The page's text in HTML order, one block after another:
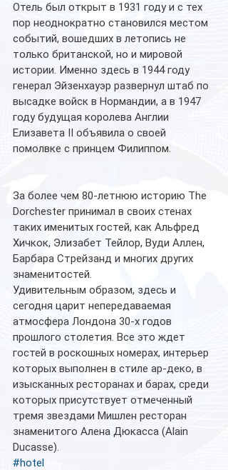
Отель был открыт в 1931 году и с тех
пор неоднократно становился местом
событий, вошедших в летопись не
только британской, но и мировой
истории. Именно здесь в 1944 году
генерал Эйзенхауэр развернул штаб по
высадке войск в Нормандии, а в 1947
году будущая королева Англии
Елизавета II объявила о своей
помолвке с принцем Филиппом.
За более чем 80-летнюю историю The
Dorchester принимал в своих стенах
таких именитых гостей, как Альфред
Хичкок, Элизабет Тейлор, Вуди Аллен,
Барбара Стрейзанд и многих других
знаменитостей.
Удивительным образом, здесь и
сегодня царит непередаваемая
атмосфера Лондона 30-х годов
прошлого столетия. Все это ждет
гостей в роскошных номерах, интерьер
которых выполнен в стиле ар-деко, в
изысканных ресторанах и барах, среди
которых присутствует отмеченный
тремя звездами Мишлен ресторан
знаменитого Алена Дюкасса (Alain
Ducasse).
#hotel